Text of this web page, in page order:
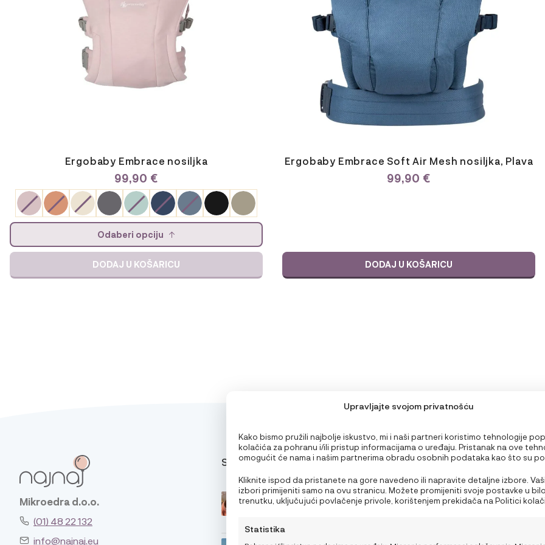
Upravljajte svojom privatnošću
Kako bismo pružili najbolje iskustvo, mi i naši partneri koristimo tehnologije
kolačića za pohranu i/ili pristup informacijama o uređaju. Pristanak na ove
omogućit će nama i našim partnerima obradu osobnih podataka kao što su
oglase. Nepristanak ili povlačenje privole može negativno utjecati na određene
značajke i funkcije.
Kliknite ispod da pristanete na gore navedeno ili napravite detaljne izbore.
izbori primijeniti samo na ovu stranicu. Možete promijeniti svoje postavke u
trenutku, uključujući povlačenje privole, korištenjem prekidača na Politici
Statistika
Ergobaby Embrace nosiljka
99,90 €
Odaberi opciju
DODAJ U KOŠARICU
Ergobaby Embrace Soft Air Mesh nosiljka, Plava
99,90 €
DODAJ U KOŠARICU
Mikroedra d.o.o.
(01) 48 22 132
info@najnaj.eu
SAVJETI
Što ponijeti bebi za
obrok na plaži ili izletu?
Nutricionistica donosi 3
PODRŠKA
Moj račun